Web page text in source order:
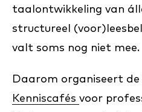
taalontwikkeling van
structureel
valt soms nog niet mee.
Daarom organiseert
Kenniscafés voor